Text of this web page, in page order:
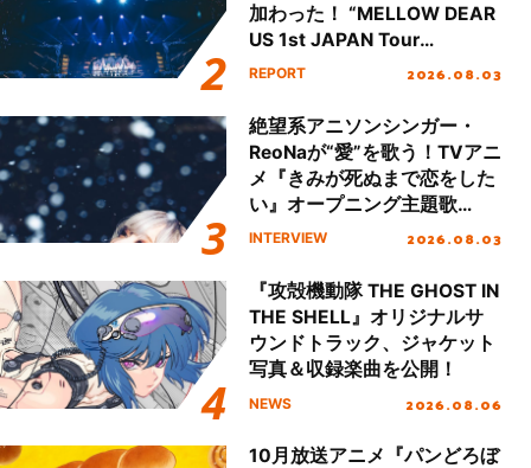
加わった！ “MELLOW DEAR
US 1st JAPAN Tour
Final「NICE to meet YOU
ート!!
REPORT 2026.08.03
絶望系アニソンシンガー・
ReoNaが“愛”を歌う！TVアニ
メ『きみが死ぬまで恋をした
い』オープニング主題歌
「Amore」インタビュー
INTERVIEW 2026.08.03
『攻殻機動隊 THE GHOST IN
THE SHELL』オリジナルサ
ウンドトラック、ジャケット
写真＆収録楽曲を公開！
NEWS 2026.08.06
10月放送アニメ『パンどろぼ